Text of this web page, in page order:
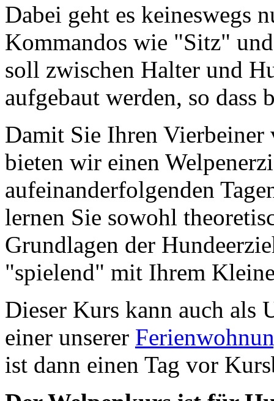
Dabei geht es keineswegs
Kommandos wie "Sitz"
soll zwischen Halter und
aufgebaut werden, so dass
Damit Sie Ihren
bieten wir einen
aufeinanderfolgenden
lernen Sie sowohl
Grundlagen der
"spielend" mit Ihrem
Dieser Kurs kann auch
einer unserer
ist dann einen Tag vor